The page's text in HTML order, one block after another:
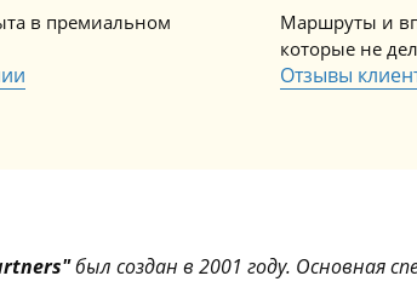
в премиальном
Маршруты и
которые не
Отзывы
был создан в 2001 году. Основная